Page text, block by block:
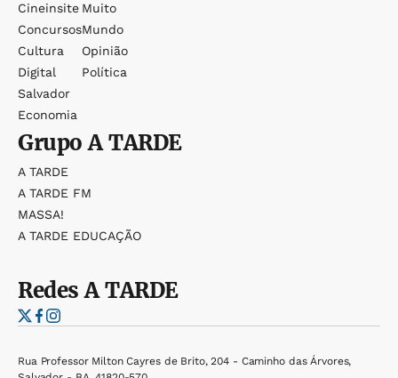
Cineinsite
Concursos
Cultura
Digital
Salvador
Economia
Muito
Mundo
Opinião
Política
GrupoA TARDE
A TARDE
A TARDE FM
MASSA!
A TARDE EDUCAÇÃO
RedesA TARDE
Rua Professor Milton Cayres de Brito, 204 - Caminho das Árvores,